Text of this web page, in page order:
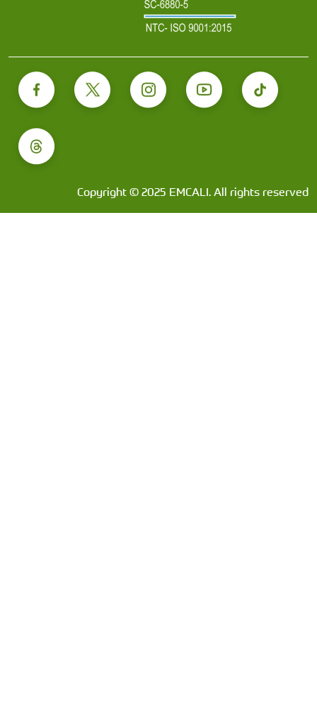
Copyright © 2025 EMCALI. All rights reserved